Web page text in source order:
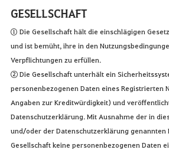
GESELLSCHAFT
① Die Gesellschaft hält die einschlägigen
und ist bemüht, ihre in den
Verpflichtungen zu erfüllen.
② Die Gesellschaft unterhält ein
personenbezogenen Daten eines Registrierten
Angaben zur Kreditwürdigkeit) und
Datenschutzerklärung. Mit Ausnahme der in
und/oder der Datenschutzerklärung genannten
Gesellschaft keine personenbezogenen Daten